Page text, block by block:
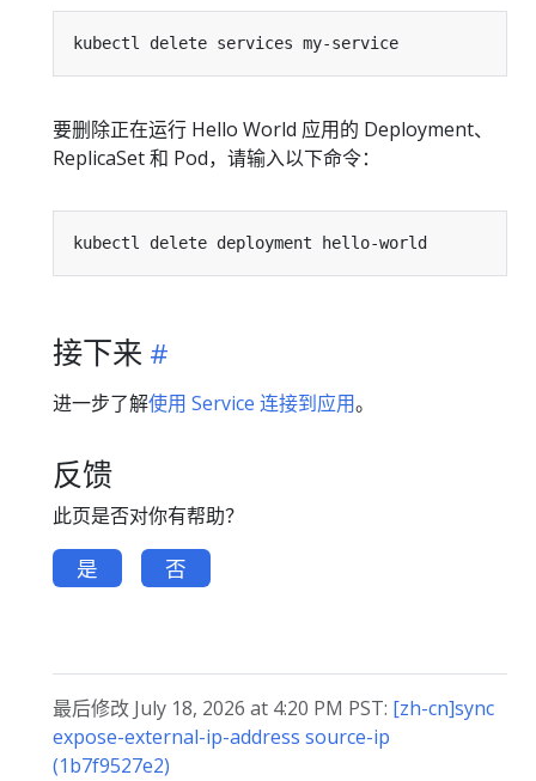
要删除正在运行 Hello World 应用的 Deployment、
ReplicaSet 和 Pod，请输入以下命令：
接下来
进一步了解使用 Service 连接到应用。
反馈
此页是否对你有帮助？
是 否
最后修改 July 18, 2026 at 4:20 PM PST: [zh-cn]sync
expose-external-ip-address source-ip
(1b7f9527e2)